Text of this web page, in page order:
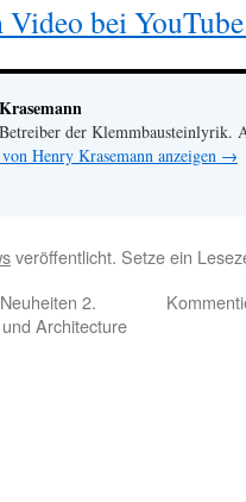
bei
der Klemmbausteinlyrik.
Henry Krasemann anzeigen →
veröffentlicht. Setze ein
2.
Architecture